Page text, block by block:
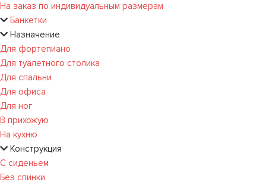
На заказ по индивидуальным размерам
Банкетки
Назначение
Для фортепиано
Для туалетного столика
Для спальни
Для офиса
Для ног
В прихожую
На кухню
Конструкция
С сиденьем
Без спинки